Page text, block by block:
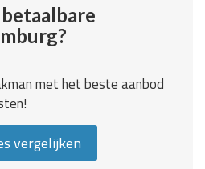
met het beste aanbod
vergelijken